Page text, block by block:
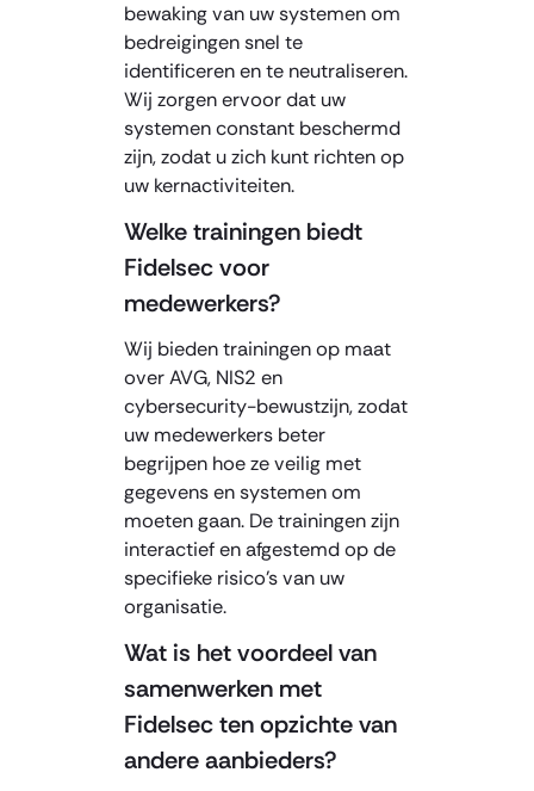
bewaking van uw systemen om
bedreigingen snel te
identificeren en te neutraliseren.
Wij zorgen ervoor dat uw
systemen constant beschermd
zijn, zodat u zich kunt richten op
uw kernactiviteiten.
Welke trainingen biedt
Fidelsec voor
medewerkers?
Wij bieden trainingen op maat
over AVG, NIS2 en
cybersecurity-bewustzijn, zodat
uw medewerkers beter
begrijpen hoe ze veilig met
gegevens en systemen om
moeten gaan. De trainingen zijn
interactief en afgestemd op de
specifieke risico’s van uw
organisatie.
Wat is het voordeel van
samenwerken met
Fidelsec ten opzichte van
andere aanbieders?